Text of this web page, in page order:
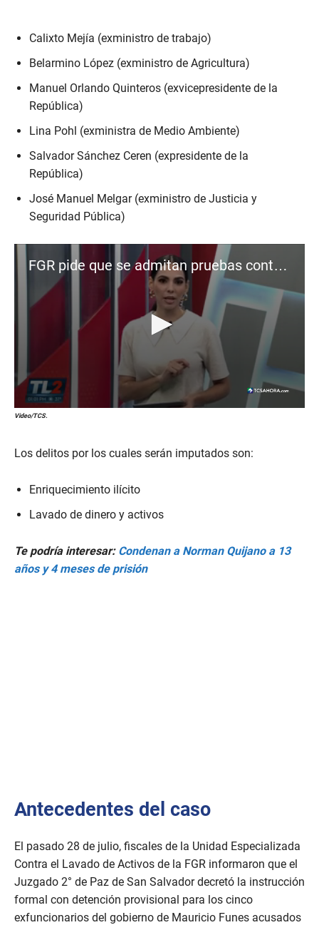
Calixto Mejía (exministro de trabajo)
Belarmino López (exministro de Agricultura)
Manuel Orlando Quinteros (exvicepresidente de la
República)
Lina Pohl (exministra de Medio Ambiente)
Salvador Sánchez Ceren (expresidente de la
República)
José Manuel Melgar (exministro de Justicia y
Seguridad Pública)
FGR pide que se admitan pruebas contra exfuncionarios
0
c
o
s
f
s
c
Video/TCS.
Los delitos por los cuales serán imputados son:
Enriquecimiento ilícito
Lavado de dinero y activos
Te podría interesar: Condenan a Norman Quijano a 13
años y 4 meses de prisión
Antecedentes del caso
El pasado 28 de julio, fiscales de la Unidad Especializada
Contra el Lavado de Activos de la FGR informaron que el
Juzgado 2° de Paz de San Salvador decretó la instrucción
formal con detención provisional para los cinco
exfuncionarios del gobierno de Mauricio Funes acusados